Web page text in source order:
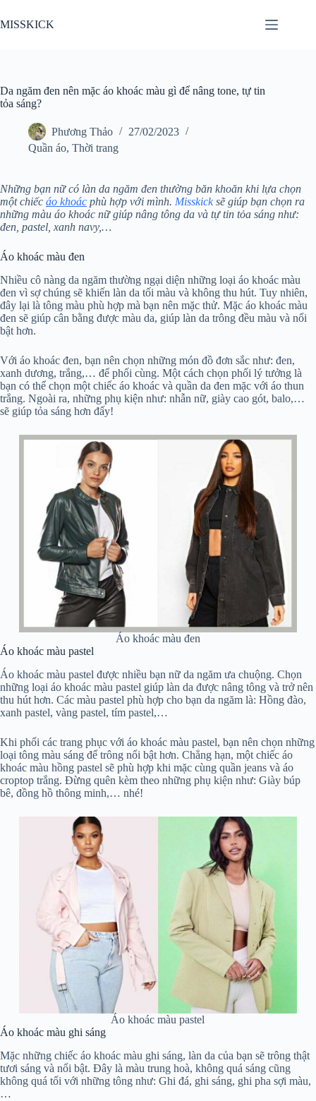
đến
phần
MISSKICK
Da ngăm đen nên mặc áo khoác màu gì để nâng tone, tự tin
tỏa sáng?
Phương Thảo
27/02/2023
Quần áo, Thời trang
Những bạn nữ có làn da ngăm đen thường băn khoăn khi lựa chọn
một chiếc áo khoác phù hợp với mình. Misskicksẽ giúp bạn chọn ra
những màu áo khoác nữ giúp nâng tông da và tự tin tỏa sáng như:
đen, pastel, xanh navy,…
Áo khoác màu đen
Nhiều cô nàng da ngăm thường ngại diện những loại áo khoác màu
đen vì sợ chúng sẽ khiến làn da tối màu và không thu hút. Tuy nhiên,
đây lại là tông màu phù hợp mà bạn nên mặc thử. Mặc áo khoác màu
đen sẽ giúp cân bằng được màu da, giúp làn da trông đều màu và nổi
bật hơn.
Với áo khoác đen, bạn nên chọn những món đồ đơn sắc như: đen,
xanh dương, trắng,… để phối cùng. Một cách chọn phối lý tưởng là
bạn có thể chọn một chiếc áo khoác và quần da đen mặc với áo thun
trắng. Ngoài ra, những phụ kiện như: nhẫn nữ, giày cao gót, balo,…
sẽ giúp tỏa sáng hơn đấy!
Áo khoác màu đen
Áo khoác màu pastel
Áo khoác màu pastel được nhiều bạn nữ da ngăm ưa chuộng. Chọn
những loại áo khoác màu pastel giúp làn da được nâng tông và trở nên
thu hút hơn. Các màu pastel phù hợp cho bạn da ngăm là: Hồng đào,
xanh pastel, vàng pastel, tím pastel,…
Khi phối các trang phục với áo khoác màu pastel, bạn nên chọn những
loại tông màu sáng để trông nổi bật hơn. Chẳng hạn, một chiếc áo
khoác màu hồng pastel sẽ phù hợp khi mặc cùng quần jeans và áo
croptop trắng. Đừng quên kèm theo những phụ kiện như: Giày búp
bê, đồng hồ thông minh,… nhé!
Áo khoác màu pastel
Áo khoác màu ghi sáng
Mặc những chiếc áo khoác màu ghi sáng, làn da của bạn sẽ trông thật
tươi sáng và nổi bật. Đây là màu trung hoà, không quá sáng cũng
không quá tối với những tông như: Ghi đá, ghi sáng, ghi pha sợi màu,
…